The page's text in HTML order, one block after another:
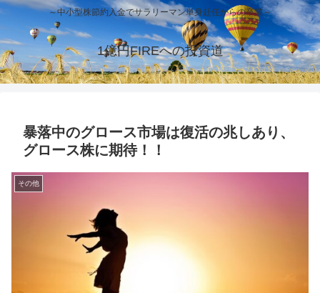
～中小型株節約入金でサラリーマン単身赴任からの卒業～
1億円FIREへの投資道
暴落中のグロース市場は復活の兆しあり、
グロース株に期待！！
その他